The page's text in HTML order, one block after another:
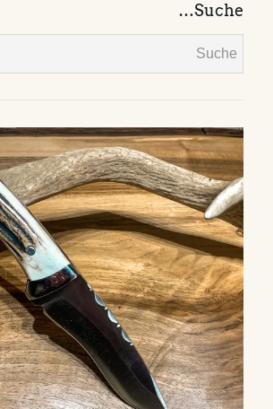
Suche…